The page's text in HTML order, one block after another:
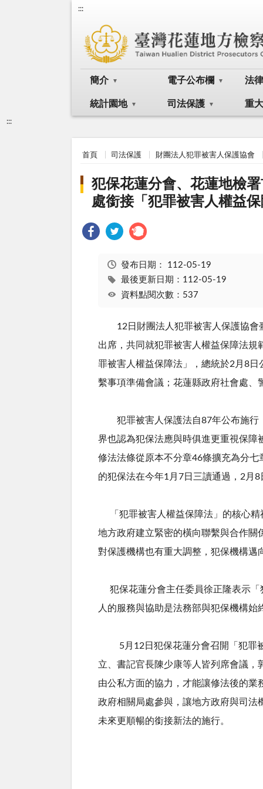
:::
簡介 電子公布欄 法
統計園地 司法保護 重
:::
首頁 司法保護 財團法人犯罪被害人保護協會
犯保花蓮分會、花蓮地檢
處銜接「犯罪被害人權益
發布日期： 112-05-19
最後更新日期：112-05-19
資料點閱次數：537
12日財團法人犯罪被害人保護協會
出席，共同就犯罪被害人權益保障法
罪被害人權益保障法」，總統於2月 8日
繫事項準備會議；花蓮縣政府社會處、
犯罪被害人保護法自87年公布施行
界也認為犯保法應與時俱進更重視保障
修法法條從原本不分章46條擴充為分七
的犯保法在今年1月 7日三讀通過， 2月 8
「犯罪被害人權益保障法」的核心
地方政府建立緊密的橫向聯繫與合作關
對保護機構也有重大調整，犯保機構邁
犯保花蓮分會主任委員徐正隆表示「
人的服務與協助是法務部與犯保機構始
5月 12日犯保花蓮分會召開「犯罪
立、書記官長陳少康等人皆列席會議
由公私方面的協力，才能讓修法後的
政府相關局處參與，讓地方政府與司法
未來更順暢的銜接新法的施行。